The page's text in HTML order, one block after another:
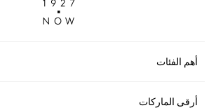
أهم الفئات
أرقى الماركات